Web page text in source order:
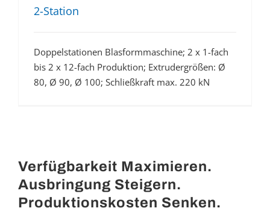
2-Station
Doppelstationen Blasformmaschine; 2 x 1-fach
bis 2 x 12-fach Produktion; Extrudergrößen: Ø
80, Ø 90, Ø 100; Schließkraft max. 220 kN
Verfügbarkeit Maximieren.
Ausbringung Steigern.
Produktionskosten Senken.